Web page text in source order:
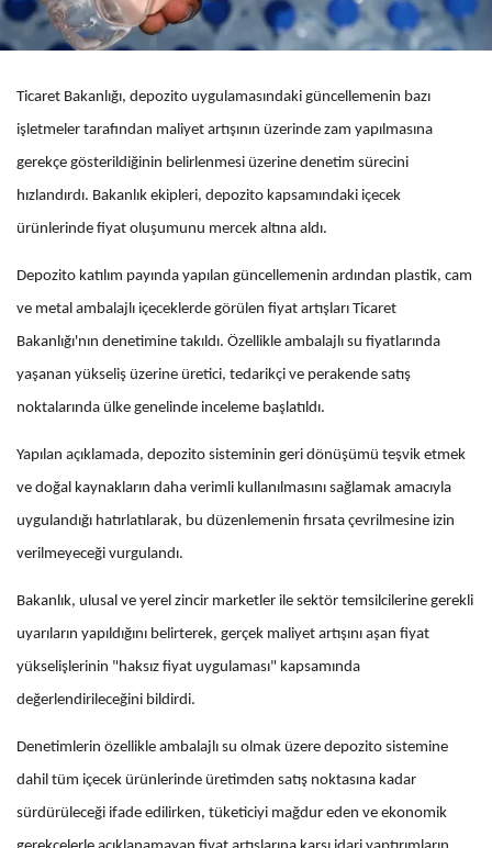
Ticaret Bakanlığı, depozito uygulamasındaki güncellemenin bazı
işletmeler tarafından maliyet artışının üzerinde zam yapılmasına
gerekçe gösterildiğinin belirlenmesi üzerine denetim sürecini
hızlandırdı. Bakanlık ekipleri, depozito kapsamındaki içecek
ürünlerinde fiyat oluşumunu mercek altına aldı.
Depozito katılım payında yapılan güncellemenin ardından plastik, cam
ve metal ambalajlı içeceklerde görülen fiyat artışları Ticaret
Bakanlığı'nın denetimine takıldı. Özellikle ambalajlı su fiyatlarında
yaşanan yükseliş üzerine üretici, tedarikçi ve perakende satış
noktalarında ülke genelinde inceleme başlatıldı.
Yapılan açıklamada, depozito sisteminin geri dönüşümü teşvik etmek
ve doğal kaynakların daha verimli kullanılmasını sağlamak amacıyla
uygulandığı hatırlatılarak, bu düzenlemenin fırsata çevrilmesine izin
verilmeyeceği vurgulandı.
Bakanlık, ulusal ve yerel zincir marketler ile sektör temsilcilerine gerekli
uyarıların yapıldığını belirterek, gerçek maliyet artışını aşan fiyat
yükselişlerinin "haksız fiyat uygulaması" kapsamında
değerlendirileceğini bildirdi.
Denetimlerin özellikle ambalajlı su olmak üzere depozito sistemine
dahil tüm içecek ürünlerinde üretimden satış noktasına kadar
sürdürüleceği ifade edilirken, tüketiciyi mağdur eden ve ekonomik